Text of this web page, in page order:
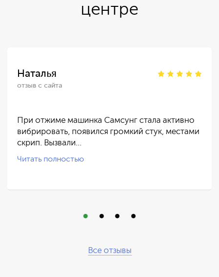
центре
Наталья
отзыв с сайта
При отжиме машинка Самсунг стала активно
вибрировать, появился громкий стук, местами
скрип. Вызвали…
Читать полностью
Все отзывы